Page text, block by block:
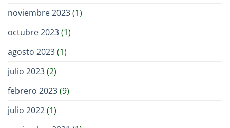
noviembre 2023(1)
octubre 2023(1)
agosto 2023(1)
julio 2023(2)
febrero 2023(9)
julio 2022(1)